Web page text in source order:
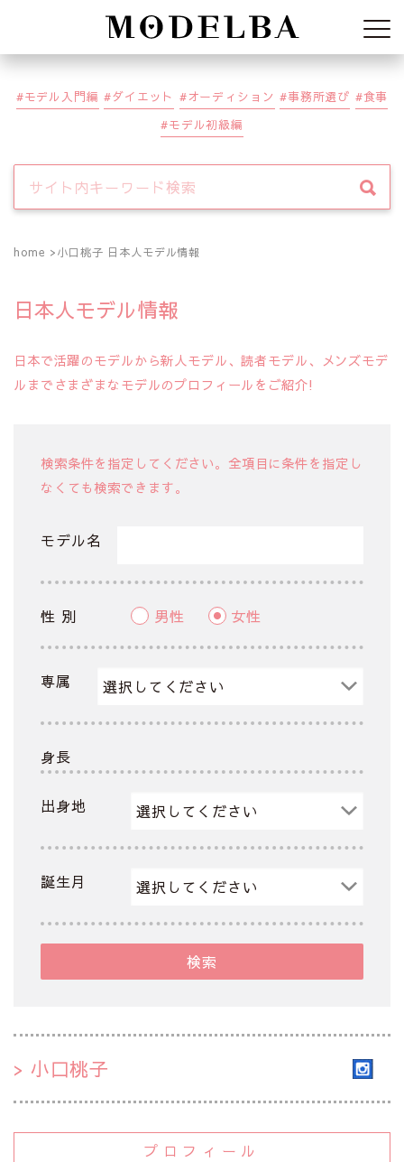
Modelba
モデル入門編 ダイエット オーディション 事務所選び
食事
モデル初級編
home 小口桃子 日本人モデル情報
日本人モデル情報
日本で活躍のモデルから新人モデル、読者モデル、メンズモデ
ルまでさまざまなモデルのプロフィールをご紹介!
検索条件を指定してください。全項目に条件を指定し
なくても検索できます。
モデル名
性 別 男性 女性
専属
身長
出身地
誕生月
検索
小口桃子
プロフィール